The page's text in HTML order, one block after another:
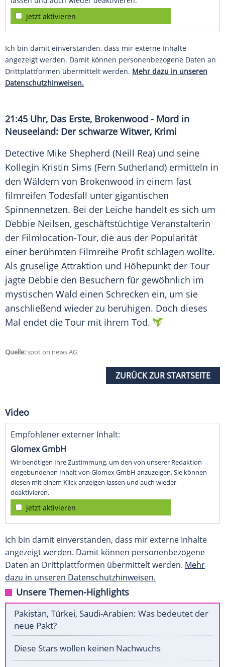
jetzt aktivieren
Ich bin damit einverstanden, dass mir externe Inhalte
angezeigt werden. Damit können personenbezogene Daten an
Drittplattformen übermittelt werden. Mehr dazu in unseren
Datenschutzhinweisen.
21:45 Uhr, Das Erste, Brokenwood - Mord in
Neuseeland: Der schwarze Witwer, Krimi
Detective Mike Shepherd (Neill Rea) und seine
Kollegin Kristin Sims (Fern Sutherland) ermitteln in
den Wäldern von Brokenwood in einem fast
filmreifen Todesfall unter gigantischen
Spinnennetzen. Bei der Leiche handelt es sich um
Debbie Neilsen, geschäftstüchtige Veranstalterin
der Filmlocation-Tour, die aus der Popularität
einer berühmten Filmreihe Profit schlagen wollte.
Als gruselige Attraktion und Höhepunkt der Tour
jagte Debbie den Besuchern für gewöhnlich im
mystischen Wald einen Schrecken ein, um sie
anschließend wieder zu beruhigen. Doch dieses
Mal endet die Tour mit ihrem Tod.
Quelle:spot on news AG
ZURÜCK ZUR STARTSEITE
Video
Empfohlener externer Inhalt:
Glomex GmbH
Wir benötigen Ihre Zustimmung, um den von unserer Redaktion
eingebundenen Inhalt von Glomex GmbH anzuzeigen. Sie können
diesen mit einem Klick anzeigen lassen und auch wieder
deaktivieren.
jetzt aktivieren
Ich bin damit einverstanden, dass mir externe Inhalte
angezeigt werden. Damit können personenbezogene
Daten an Drittplattformen übermittelt werden. Mehr
dazu in unseren Datenschutzhinweisen.
Unsere Themen-Highlights
Pakistan, Türkei, Saudi-Arabien: Was bedeutet der
neue Pakt?
Diese Stars wollen keinen Nachwuchs